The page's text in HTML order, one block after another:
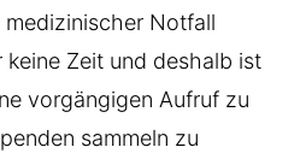
medizinischer Notfall
Zeit und deshalb ist
vorgängigen Aufruf zu
sammeln zu